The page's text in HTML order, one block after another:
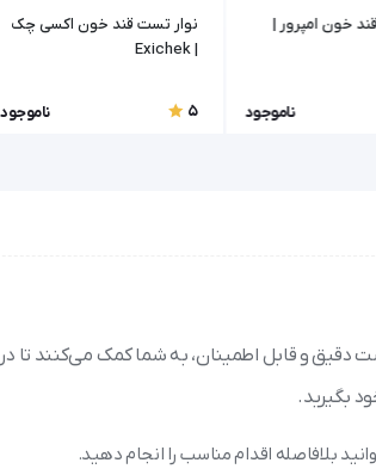
خون امپرور |
ناموجود
نوار تست قند خون اکسی چک
| Exichek
5 ناموجود
دقیق و قابل اطمینان، به شما کمک می‌کنند تا
بگیرید.